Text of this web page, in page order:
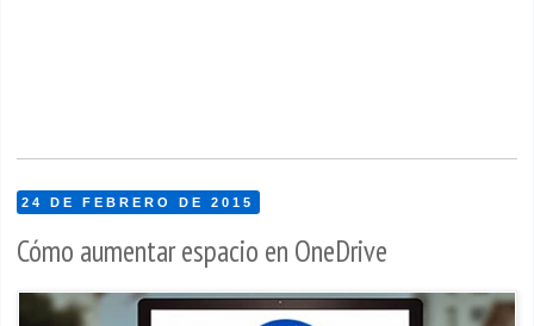
24 DE FEBRERO DE 2015
Cómo aumentar espacio en OneDrive